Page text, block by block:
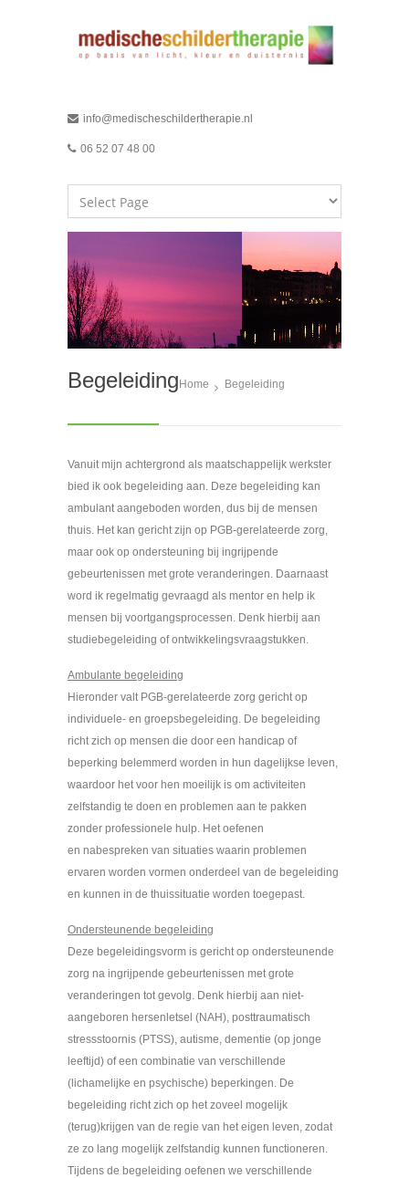
info@medischeschildertherapie.nl
06 52 07 48 00
BegeleidingHome Begeleiding
Vanuit mijn achtergrond als maatschappelijk werkster
bied ik ook begeleiding aan. Deze begeleiding kan
ambulant aangeboden worden, dus bij de mensen
thuis. Het kan gericht zijn op PGB-gerelateerde zorg,
maar ook op ondersteuning bij ingrijpende
gebeurtenissen met grote veranderingen. Daarnaast
word ik regelmatig gevraagd als mentor en help ik
mensen bij voortgangsprocessen. Denk hierbij aan
studiebegeleiding of ontwikkelingsvraagstukken.
Ambulante begeleiding
Hieronder valt PGB-gerelateerde zorg gericht op
individuele- en groepsbegeleiding. De begeleiding
richt zich op mensen die door een handicap of
beperking belemmerd worden in hun dagelijkse leven,
waardoor het voor hen moeilijk is om activiteiten
zelfstandig te doen en problemen aan te pakken
zonder professionele hulp. Het oefenen
en nabespreken van situaties waarin problemen
ervaren worden vormen onderdeel van de begeleiding
en kunnen in de thuissituatie worden toegepast.
Ondersteunende begeleiding
Deze begeleidingsvorm is gericht op ondersteunende
zorg na ingrijpende gebeurtenissen met grote
veranderingen tot gevolg. Denk hierbij aan niet-
aangeboren hersenletsel (NAH), posttraumatisch
stressstoornis (PTSS), autisme, dementie (op jonge
leeftijd) of een combinatie van verschillende
(lichamelijke en psychische) beperkingen. De
begeleiding richt zich op het zoveel mogelijk
(terug)krijgen van de regie van het eigen leven, zodat
ze zo lang mogelijk zelfstandig kunnen functioneren.
Tijdens de begeleiding oefenen we verschillende